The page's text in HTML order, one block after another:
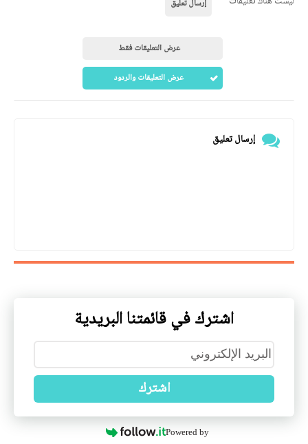
إرسال تعليق
عرض التعليقات فقط
عرض التعليقات والردود
إرسال تعليق
اشترك في قائمتنا البريدية
اشترك
Powered by